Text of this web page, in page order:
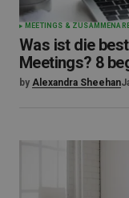
MEETINGS &
Was ist die
Meetings? 8
by Alexandra Sheehan